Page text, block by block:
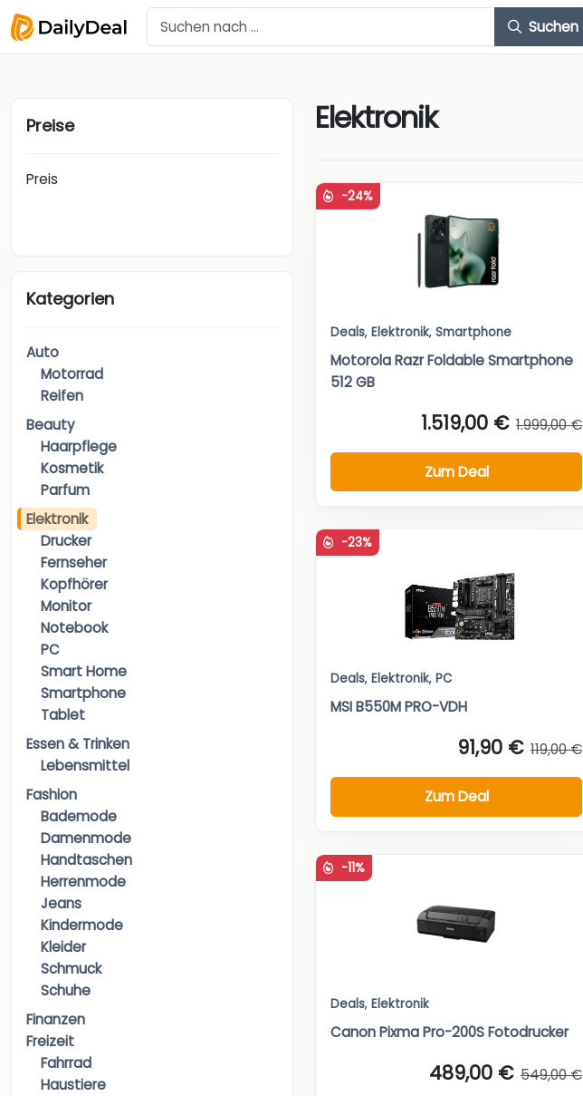
Suchen
Preise
Preis
Kategorien
Auto
Motorrad
Reifen
Beauty
Haarpflege
Kosmetik
Parfum
Elektronik
Drucker
Fernseher
Kopfhörer
Monitor
Notebook
PC
Smart Home
Smartphone
Tablet
Essen & Trinken
Lebensmittel
Fashion
Bademode
Damenmode
Handtaschen
Herrenmode
Jeans
Kindermode
Kleider
Schmuck
Schuhe
Finanzen
Freizeit
Fahrrad
Haustiere
Elektronik
-24%
Deals, Elektronik, Smartphone
Motorola Razr Foldable Smartphone
512 GB
1.519,00 € 1.999,00 €
Zum Deal
-23%
Deals, Elektronik, PC
MSI B550M PRO-VDH
91,90 € 119,00 €
Zum Deal
-11%
Deals, Elektronik
Canon Pixma Pro-200S Fotodrucker
489,00 € 549,00 €